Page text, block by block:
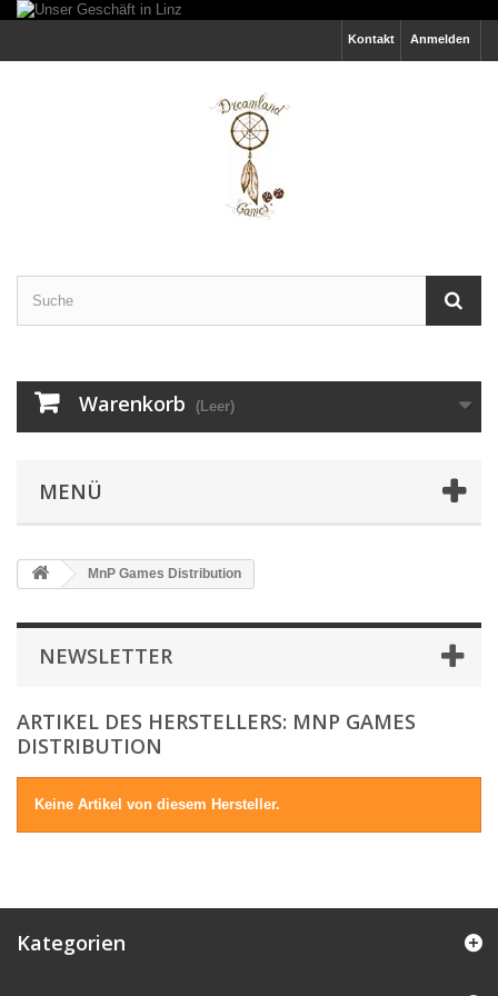
Anmelden
Kontakt
Warenkorb (Leer)
MENÜ
MnP Games Distribution
NEWSLETTER
ARTIKEL DES HERSTELLERS: MNP GAMES
DISTRIBUTION
Keine Artikel von diesem Hersteller.
Kategorien